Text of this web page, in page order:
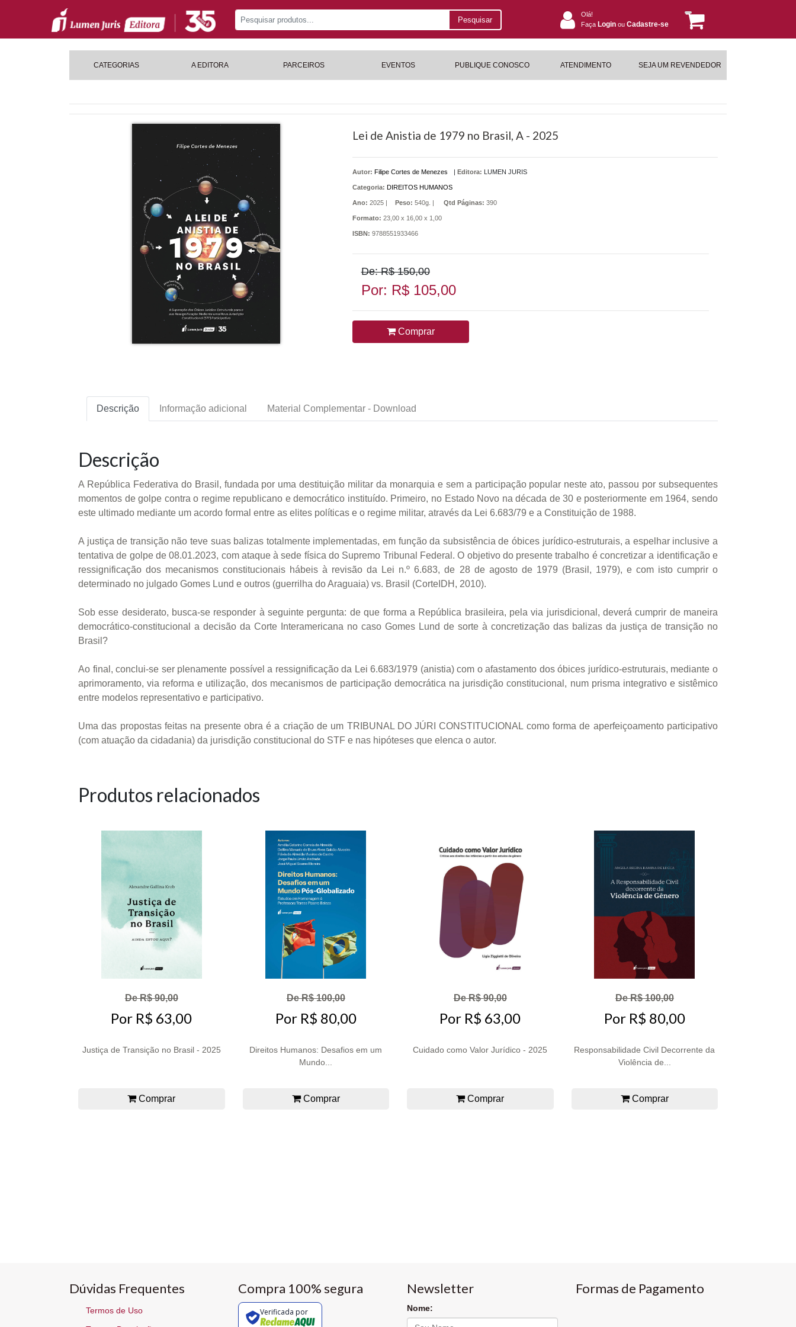
Pesquisar
Olá!
Faça Login ou Cadastre-se
CATEGORIAS A EDITORA PARCEIROS EVENTOS PUBLIQUE CONOSCO ATENDIMENTO SEJA UM REVENDEDOR
Lei de Anistia de 1979 no Brasil, A - 2025
Autor: Filipe Cortes de Menezes | Editora: LUMEN JURIS
Categoria: DIREITOS HUMANOS
Ano: 2025 | Peso: 540g. | Qtd Páginas: 390
Formato: 23,00 x 16,00 x 1,00
ISBN: 9788551933466
De: R$ 150,00
Por: R$ 105,00
Comprar
Descrição Informação adicional Material Complementar - Download
Descrição
A República Federativa do Brasil, fundada por uma destituição militar da monarquia e sem a participação popular neste ato, passou por subsequentes
momentos de golpe contra o regime republicano e democrático instituído. Primeiro, no Estado Novo na década de 30 e posteriormente em 1964, sendo
este ultimado mediante um acordo formal entre as elites políticas e o regime militar, através da Lei 6.683/79 e a Constituição de 1988.
A justiça de transição não teve suas balizas totalmente implementadas, em função da subsistência de óbices jurídico-estruturais, a espelhar inclusive a
tentativa de golpe de 08.01.2023, com ataque à sede física do Supremo Tribunal Federal. O objetivo do presente trabalho é concretizar a identificação e
ressignificação dos mecanismos constitucionais hábeis à revisão da Lei n.º 6.683, de 28 de agosto de 1979 (Brasil, 1979), e com isto cumprir o
determinado no julgado Gomes Lund e outros (guerrilha do Araguaia) vs. Brasil (CorteIDH, 2010).
Sob esse desiderato, busca-se responder à seguinte pergunta: de que forma a República brasileira, pela via jurisdicional, deverá cumprir de maneira
democrático-constitucional a decisão da Corte Interamericana no caso Gomes Lund de sorte à concretização das balizas da justiça de transição no
Brasil?
Ao final, conclui-se ser plenamente possível a ressignificação da Lei 6.683/1979 (anistia) com o afastamento dos óbices jurídico-estruturais, mediante o
aprimoramento, via reforma e utilização, dos mecanismos de participação democrática na jurisdição constitucional, num prisma integrativo e sistêmico
entre modelos representativo e participativo.
Uma das propostas feitas na presente obra é a criação de um TRIBUNAL DO JÚRI CONSTITUCIONAL como forma de aperfeiçoamento participativo
(com atuação da cidadania) da jurisdição constitucional do STF e nas hipóteses que elenca o autor.
Produtos relacionados
De R$ 90,00
Por R$ 63,00
Justiça de Transição no Brasil - 2025
Comprar
De R$ 100,00
Por R$ 80,00
Direitos Humanos: Desafios em um
Mundo...
Comprar
De R$ 90,00
Por R$ 63,00
Cuidado como Valor Jurídico - 2025
Comprar
De R$ 100,00
Por R$ 80,00
Responsabilidade Civil Decorrente da
Violência de...
Comprar
Dúvidas Frequentes
Termos de Uso
Compra 100% segura
Verificada por
Newsletter
Nome:
Formas de Pagamento